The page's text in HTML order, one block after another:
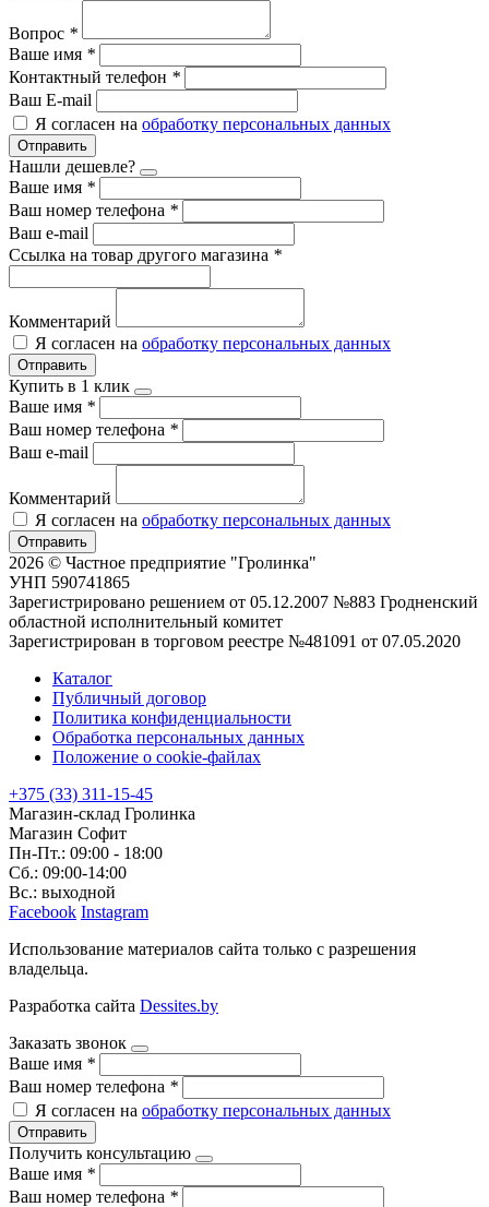
Вопрос *
Ваше имя *
Контактный телефон *
Ваш E-mail
Я согласен на обработку персональных данных
Отправить
Нашли дешевле?
Ваше имя *
Ваш номер телефона *
Ваш e-mail
Ссылка на товар другого магазина *
Комментарий
Я согласен на обработку персональных данных
Отправить
Купить в 1 клик
Ваше имя *
Ваш номер телефона *
Ваш e-mail
Комментарий
Я согласен на обработку персональных данных
Отправить
2026 © Частное предприятие "Гролинка"
УНП 590741865
Зарегистрировано решением от 05.12.2007 №883 Гродненский
областной исполнительный комитет
Зарегистрирован в торговом реестре №481091 от 07.05.2020
Каталог
Публичный договор
Политика конфиденциальности
Обработка персональных данных
Положение о cookie-файлах
+375 (33) 311-15-45
Магазин-склад Гролинка
Магазин Софит
Пн-Пт.: 09:00 - 18:00
Сб.: 09:00-14:00
Вс.: выходной
Facebook Instagram
Использование материалов сайта только с разрешения
владельца.
Разработка сайта Dessites.by
Заказать звонок
Ваше имя *
Ваш номер телефона *
Я согласен на обработку персональных данных
Отправить
Получить консультацию
Ваше имя *
Ваш номер телефона *